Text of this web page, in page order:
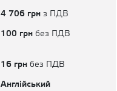
4 706 грн з ПДВ
100 грн без ПДВ
16 грн без ПДВ
Англійський